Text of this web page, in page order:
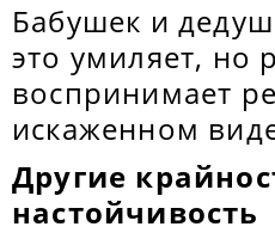
Бабушек и
это умиляет, но
воспринимает
искаженном
Другие
настойчивость